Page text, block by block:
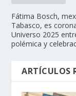
Fátima Bosch,
Tabasco, es
Universo 2025
polémica y
ARTÍCULOS